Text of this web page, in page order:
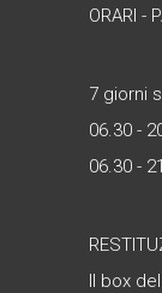
ORARI -
7 giorni
06.30 -
06.30 -
Il box